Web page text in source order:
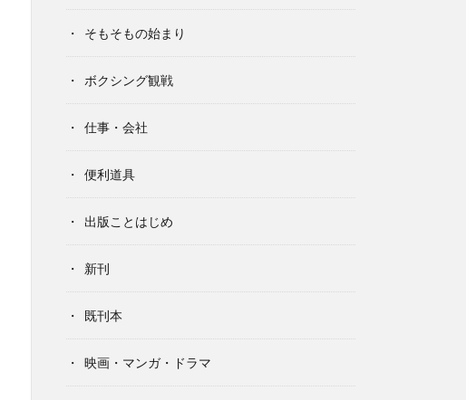
そもそもの始まり
ボクシング観戦
仕事・会社
便利道具
出版ことはじめ
新刊
既刊本
映画・マンガ・ドラマ